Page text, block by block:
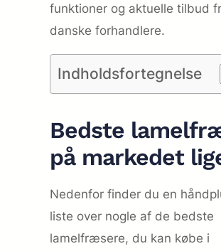
funktioner og aktuelle tilbud
danske forhandlere.
Indholdsfortegnelse
Bedste
på markedet
Nedenfor finder du en
liste over nogle af de bedste
lamelfræsere, du kan købe i